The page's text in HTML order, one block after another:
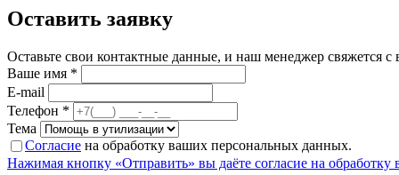
Оставить заявку
Оставьте свои контактные данные, и наш менеджер свяжется
Ваше имя *
E-mail
Телефон *
Тема
Согласие на обработку ваших персональных данных.
Нажимая кнопку «Отправить» вы даёте согласие на